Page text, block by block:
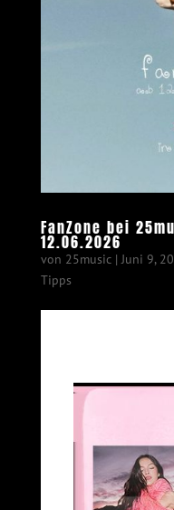
FanZone bei
12.06.2026
von 25music|Juni 9,
Tipps